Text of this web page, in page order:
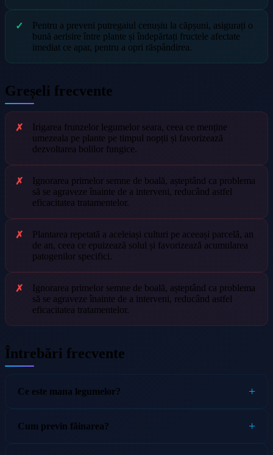
Pentru a preveni putregaiul cenușiu la căpșuni, asigurați o
bună aerisire între plante și îndepărtați fructele afectate
imediat ce apar, pentru a opri răspândirea.
Greșeli frecvente
Irigarea frunzelor legumelor seara, ceea ce menține
umezeala pe plante pe timpul nopții și favorizează
dezvoltarea bolilor fungice.
Ignorarea primelor semne de boală, așteptând ca problema
să se agraveze înainte de a interveni, reducând astfel
eficacitatea tratamentelor.
Plantarea repetată a aceleiași culturi pe aceeași parcelă, an
de an, ceea ce epuizează solul și favorizează acumularea
patogenilor specifici.
Ignorarea primelor semne de boală, așteptând ca problema
să se agraveze înainte de a interveni, reducând astfel
eficacitatea tratamentelor.
Întrebări frecvente
Ce este mana legumelor?
Cum previn făinarea?